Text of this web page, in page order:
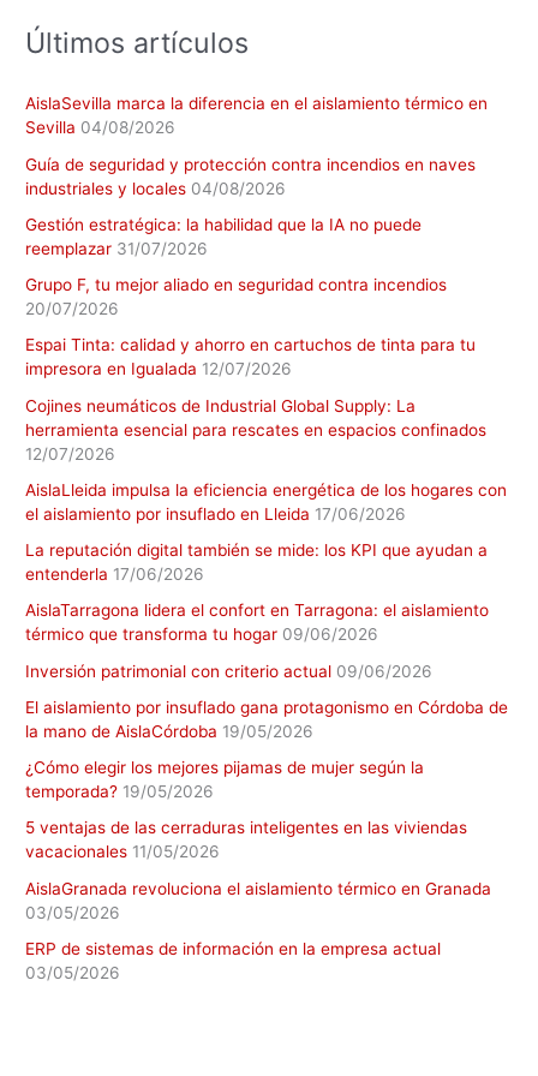
Últimos artículos
AislaSevilla marca la diferencia en el aislamiento térmico en
Sevilla 04/08/2026
Guía de seguridad y protección contra incendios en naves
industriales y locales 04/08/2026
Gestión estratégica: la habilidad que la IA no puede
reemplazar 31/07/2026
Grupo F, tu mejor aliado en seguridad contra incendios
20/07/2026
Espai Tinta: calidad y ahorro en cartuchos de tinta para tu
impresora en Igualada 12/07/2026
Cojines neumáticos de Industrial Global Supply: La
herramienta esencial para rescates en espacios confinados
12/07/2026
AislaLleida impulsa la eficiencia energética de los hogares con
el aislamiento por insuflado en Lleida 17/06/2026
La reputación digital también se mide: los KPI que ayudan a
entenderla 17/06/2026
AislaTarragona lidera el confort en Tarragona: el aislamiento
térmico que transforma tu hogar 09/06/2026
Inversión patrimonial con criterio actual 09/06/2026
El aislamiento por insuflado gana protagonismo en Córdoba de
la mano de AislaCórdoba 19/05/2026
¿Cómo elegir los mejores pijamas de mujer según la
temporada? 19/05/2026
5 ventajas de las cerraduras inteligentes en las viviendas
vacacionales 11/05/2026
AislaGranada revoluciona el aislamiento térmico en Granada
03/05/2026
ERP de sistemas de información en la empresa actual
03/05/2026